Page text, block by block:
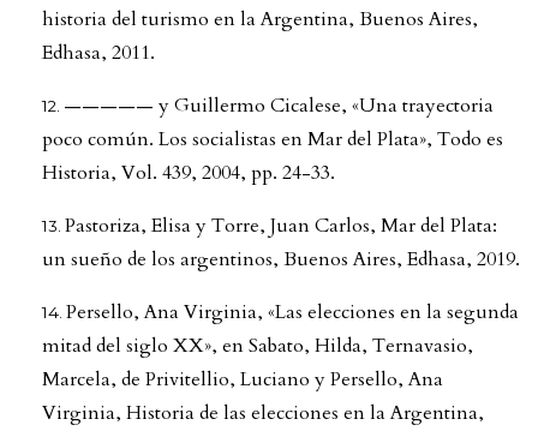
historia del turismo en la Argentina, Buenos Aires,
Edhasa, 2011.
————— y Guillermo Cicalese, «Una trayectoria
poco común. Los socialistas en Mar del Plata», Todo es
Historia, Vol. 439, 2004, pp. 24-33.
Pastoriza, Elisa y Torre, Juan Carlos, Mar del Plata:
un sueño de los argentinos, Buenos Aires, Edhasa, 2019.
Persello, Ana Virginia, «Las elecciones en la segunda
mitad del siglo XX», en Sabato, Hilda, Ternavasio,
Marcela, de Privitellio, Luciano y Persello, Ana
Virginia, Historia de las elecciones en la Argentina,